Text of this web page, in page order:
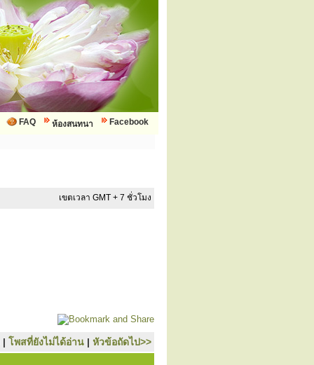
Facebook
ห้องสนทนา
FAQ
เขตเวลา GMT + 7 ชั่วโมง
| โพสที่ยังไม่ได้อ่าน | หัวข้อถัดไป>>